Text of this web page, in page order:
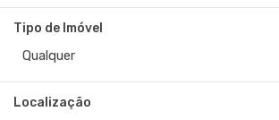
Tipo de Imóvel
Qualquer
Localização